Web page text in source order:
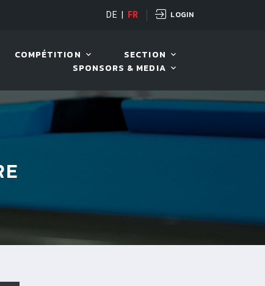
LIVE! BILLARD TOUR
DE FR LOGIN
COMPÉTITION
SECTION
SPONSORS & MEDIA